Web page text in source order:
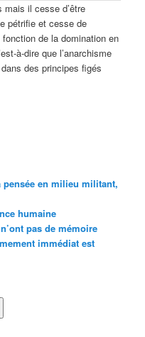
mais il cesse d’être
pétrifie et cesse de
fonction de la domination en
à-dire que l’anarchisme
des principes figés
en milieu militant,
humaine
pas de mémoire
immédiat est